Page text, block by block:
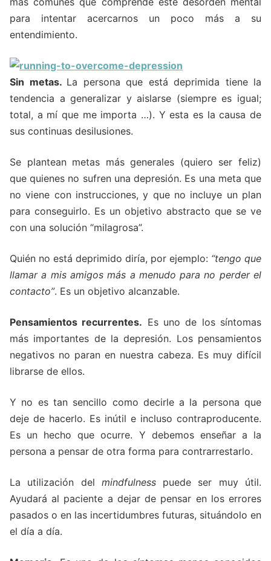
para intentar acercarnos un poco más a su
entendimiento.
Sin metas. La persona que está deprimida tiene la
tendencia a generalizar y aislarse (siempre es igual;
total, a mí que me importa …). Y esta es la causa de
sus continuas desilusiones.
Se plantean metas más generales (quiero ser feliz)
que quienes no sufren una depresión. Es una meta que
no viene con instrucciones, y que no incluye un plan
para conseguirlo. Es un objetivo abstracto que se ve
con una solución “milagrosa”.
Quién no está deprimido diría, por ejemplo: “tengo que
llamar a mis amigos más a menudo para no perder el
contacto”. Es un objetivo alcanzable.
Pensamientos recurrentes. Es uno de los síntomas
más importantes de la depresión. Los pensamientos
negativos no paran en nuestra cabeza. Es muy difícil
librarse de ellos.
Y no es tan sencillo como decirle a la persona que
deje de hacerlo. Es inútil e incluso contraproducente.
Es un hecho que ocurre. Y debemos enseñar a la
persona a pensar de otra forma para contrarrestarlo.
La utilización del mindfulnesspuede ser muy útil.
Ayudará al paciente a dejar de pensar en los errores
pasados o en las incertidumbres futuras, situándolo en
el día a día.